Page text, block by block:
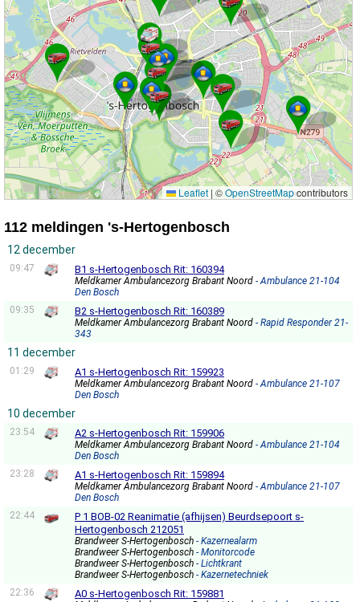
Leaflet | ©OpenStreetMapcontributors
112 meldingen 's-Hertogenbosch
12 december
09:47 B1 s-Hertogenbosch Rit: 160394
Meldkamer Ambulancezorg Brabant Noord - Ambulance 21-104
Den Bosch
09:35
B2 s-Hertogenbosch Rit: 160389
Meldkamer Ambulancezorg Brabant Noord - Rapid Responder 21-
343
11 december
01:29 A1 s-Hertogenbosch Rit: 159923
Meldkamer Ambulancezorg Brabant Noord - Ambulance 21-107
Den Bosch
10 december
23:54 A2 s-Hertogenbosch Rit: 159906
Meldkamer Ambulancezorg Brabant Noord - Ambulance 21-104
Den Bosch
23:28
A1 s-Hertogenbosch Rit: 159894
Meldkamer Ambulancezorg Brabant Noord - Ambulance 21-107
Den Bosch
22:44
P 1 BOB-02 Reanimatie (afhijsen) Beurdsepoort s-
Hertogenbosch 212051
Brandweer S-Hertogenbosch - Kazernealarm
Brandweer S-Hertogenbosch - Monitorcode
Brandweer S-Hertogenbosch - Lichtkrant
Brandweer S-Hertogenbosch - Kazernetechniek
22:36
A0 s-Hertogenbosch Rit: 159881